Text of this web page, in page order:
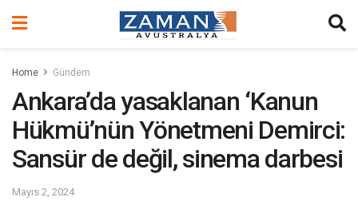
Home Gündem
Ankara’da yasaklanan ‘Kanun
Hükmü’nün Yönetmeni Demirci:
Sansür de değil, sinema darbesi
Mayıs 2, 2024